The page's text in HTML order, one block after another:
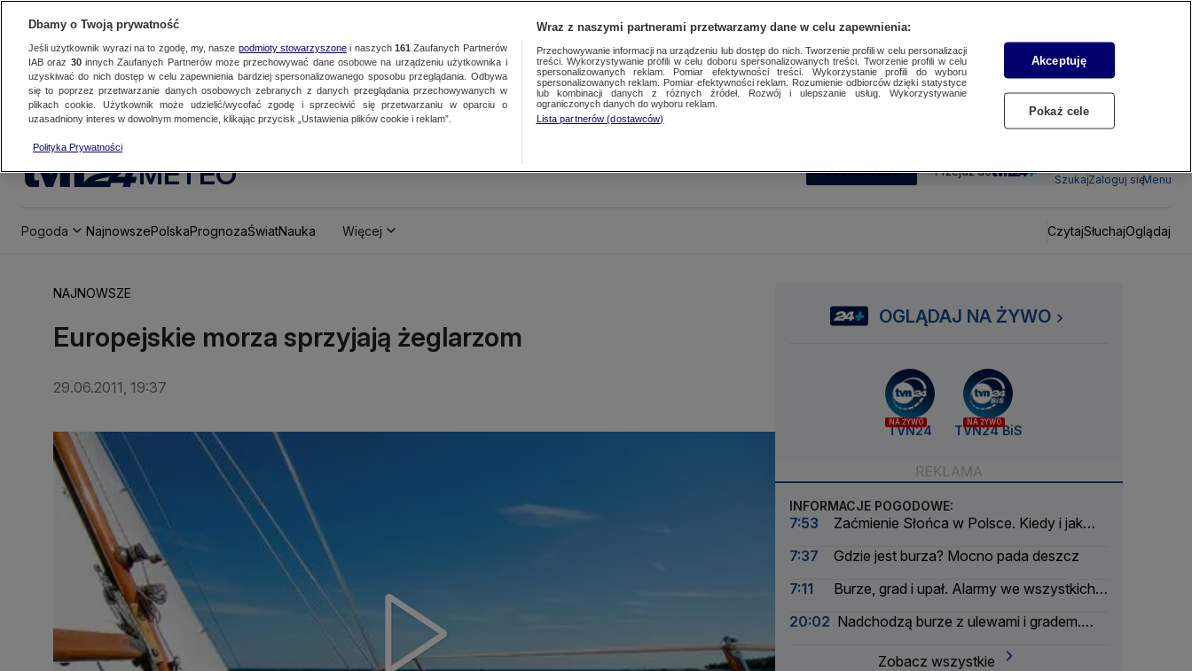
METEO SUBSKRYBUJ Przejdź do
SzukajZaloguj sięMenu
Pogoda NajnowszePolskaPrognozaŚwiatNauka Więcej CzytajSłuchajOglądaj
NAJNOWSZE
Europejskie morza sprzyjają żeglarzom
29.06.2011, 19:37
OGLĄDAJ NA ŻYWO
NA ŻYWO
TVN24
NA ŻYWO
TVN24 BiS
INFORMACJE POGODOWE:
7:53
Zaćmienie Słońca w Polsce. Kiedy i jak
7:37
Gdzie jest burza? Mocno pada deszcz
7:11
Burze, grad i upał. Alarmy we wszystkich
20:02 Nadchodzą burze z ulewami i gradem.
Zobacz wszystkie
Dbamy o Twoją prywatność
Jeśli użytkownik wyrazi na to zgodę, my, nasze podmioty stowarzyszonei naszych 161 Zaufanych Partnerów
IAB oraz 30innych Zaufanych Partnerów może przechowywać dane osobowe na urządzeniu użytkownika i
uzyskiwać do nich dostęp w celu zapewnienia bardziej spersonalizowanego sposobu przeglądania. Odbywa
się to poprzez przetwarzanie danych osobowych zebranych z danych przeglądania przechowywanych w
plikach cookie. Użytkownik może udzielić/wycofać zgodę i sprzeciwić się przetwarzaniu w oparciu o
uzasadniony interes w dowolnym momencie, klikając przycisk „Ustawienia plików cookie i reklam”.
Polityka Prywatności
Wraz z naszymi partnerami przetwarzamy dane w celu zapewnienia:
Przechowywanie informacji na urządzeniu lub dostęp do nich. Tworzenie profili w celu personalizacji
treści. Wykorzystywanie profili w celu doboru spersonalizowanych treści. Tworzenie profili w celu
spersonalizowanych reklam. Pomiar efektywności treści. Wykorzystanie profili do wyboru
spersonalizowanych reklam. Pomiar efektywności reklam. Rozumienie odbiorców dzięki statystyce
lub kombinacji danych z różnych źródeł. Rozwój i ulepszanie usług. Wykorzystywanie
ograniczonych danych do wyboru reklam.
Lista partnerów (dostawców)
Akceptuję
Pokaż cele